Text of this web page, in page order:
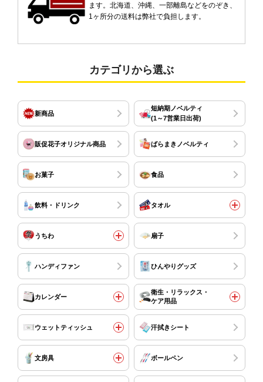
ます。北海道、沖縄、一部離島などをのぞき、
1ヶ所分の送料は弊社で負担します。
カテゴリから選ぶ
新商品
短納期ノベルティ
(1～7営業日出荷)
販促花子オリジナル商品 ばらまきノベルティ
お菓子 食品
飲料・ドリンク タオル
うちわ 扇子
ハンディファン ひんやりグッズ
カレンダー
衛生・リラックス・
ケア用品
ウェットティッシュ 汗拭きシート
文房具 ボールペン